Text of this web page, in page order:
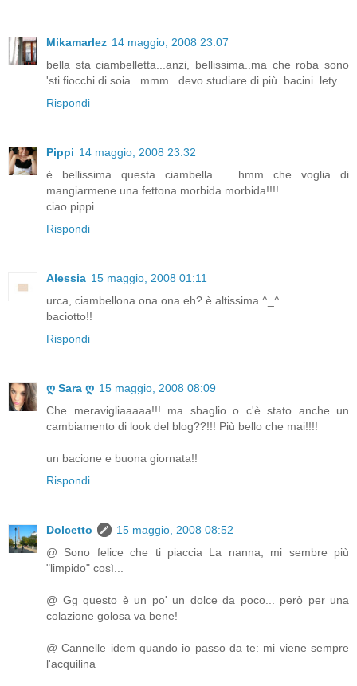
Mikamarlez 14 maggio, 2008 23:07
bella sta ciambelletta...anzi, bellissima..ma che roba sono
'sti fiocchi di soia...mmm...devo studiare di più. bacini. lety
Rispondi
Pippi 14 maggio, 2008 23:32
è bellissima questa ciambella .....hmm che voglia di
mangiarmene una fettona morbida morbida!!!!
ciao pippi
Rispondi
Alessia 15 maggio, 2008 01:11
urca, ciambellona ona ona eh? è altissima ^_^
baciotto!!
Rispondi
ღ Sara ღ 15 maggio, 2008 08:09
Che meravigliaaaaa!!! ma sbaglio o c'è stato anche un
cambiamento di look del blog??!!! Più bello che mai!!!!
un bacione e buona giornata!!
Rispondi
Dolcetto
15 maggio, 2008 08:52
@ Sono felice che ti piaccia La nanna, mi sembre più
"limpido" così...
@ Gg questo è un po' un dolce da poco... però per una
colazione golosa va bene!
@ Cannelle idem quando io passo da te: mi viene sempre
l'acquilina